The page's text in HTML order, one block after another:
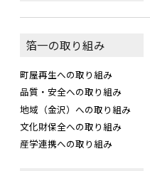
箔一の取り組み
町屋再生への取り組み
品質・安全への取り組み
地域（金沢）への取り組み
文化財保全への取り組み
産学連携への取り組み